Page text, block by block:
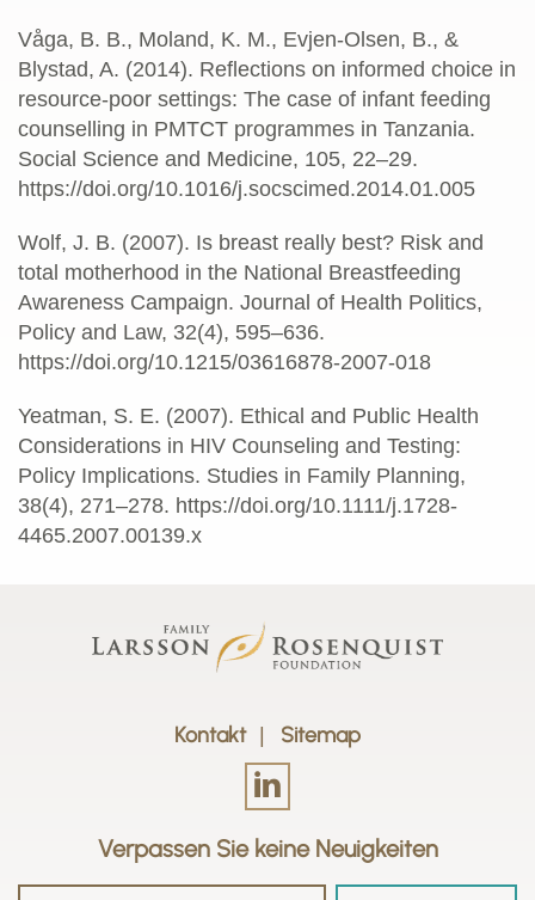
Våga, B. B., Moland, K. M., Evjen-Olsen, B., &
Blystad, A. (2014). Reflections on informed choice in
resource-poor settings: The case of infant feeding
counselling in PMTCT programmes in Tanzania.
Social Science and Medicine, 105, 22–29.
https://doi.org/10.1016/j.socscimed.2014.01.005
Wolf, J. B. (2007). Is breast really best? Risk and
total motherhood in the National Breastfeeding
Awareness Campaign. Journal of Health Politics,
Policy and Law, 32(4), 595–636.
https://doi.org/10.1215/03616878-2007-018
Yeatman, S. E. (2007). Ethical and Public Health
Considerations in HIV Counseling and Testing:
Policy Implications. Studies in Family Planning,
38(4), 271–278. https://doi.org/10.1111/j.1728-
4465.2007.00139.x
Kontakt Sitemap
Verpassen Sie keine Neuigkeiten